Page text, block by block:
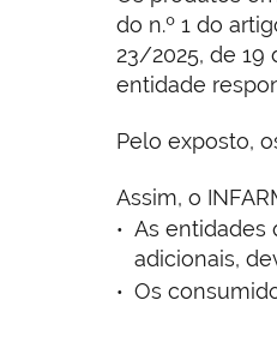
do n.º 1 do
23/2025, de 19
entidade
Pelo exposto,
Assim, o
As entidades
adicionais,
Os